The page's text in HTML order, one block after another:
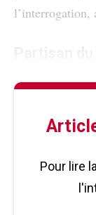
l’interrogation,
Pour lire